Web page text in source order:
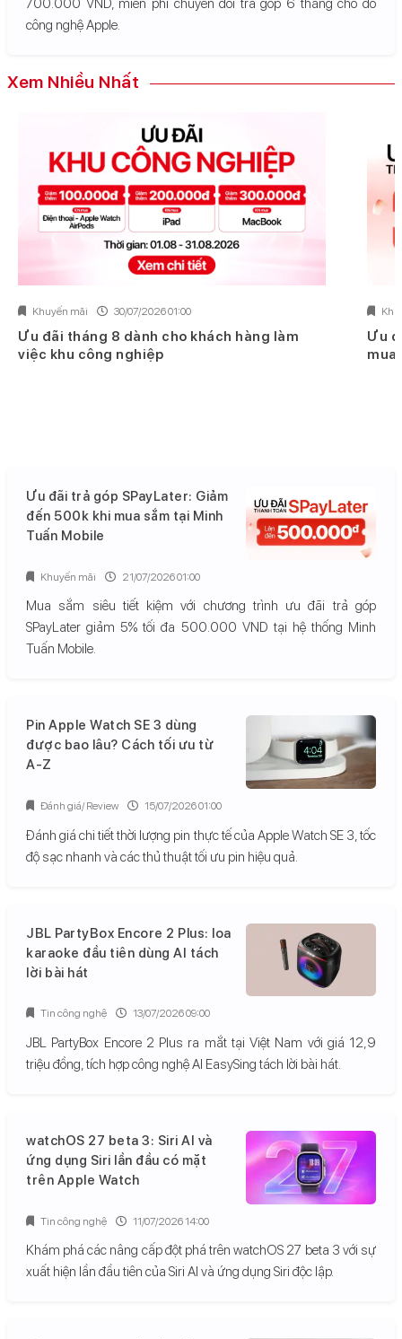
700.000 VND, miễn phí chuyển đổi trả góp 6 tháng cho đồ
công nghệ Apple.
Xem Nhiều Nhất
Khuyến mãi 30/07/2026 01:00
Ưu đãi tháng 8 dành cho khách hàng làm
việc khu công nghiệp
Ưu
mua
Ưu đãi trả góp SPayLater: Giảm
đến 500k khi mua sắm tại Minh
Tuấn Mobile
Mua sắm siêu tiết kiệm với chương trình ưu đãi trả góp
SPayLater giảm 5% tối đa 500.000 VND tại hệ thống Minh
Tuấn Mobile.
Khuyến mãi 21/07/2026 01:00
Pin Apple Watch SE 3 dùng
được bao lâu? Cách tối ưu từ
A-Z
Đánh giá chi tiết thời lượng pin thực tế của Apple Watch SE 3, tốc
độ sạc nhanh và các thủ thuật tối ưu pin hiệu quả.
Đánh giá/ Review 15/07/2026 01:00
JBL PartyBox Encore 2 Plus: loa
karaoke đầu tiên dùng AI tách
lời bài hát
JBL PartyBox Encore 2 Plus ra mắt tại Việt Nam với giá 12,9
triệu đồng, tích hợp công nghệ AI EasySing tách lời bài hát.
Tin công nghệ 13/07/2026 09:00
watchOS 27 beta 3: Siri AI và
ứng dụng Siri lần đầu có mặt
trên Apple Watch
Khám phá các nâng cấp đột phá trên watchOS 27 beta 3 với sự
xuất hiện lần đầu tiên của Siri AI và ứng dụng Siri độc lập.
Tin công nghệ 11/07/2026 14:00